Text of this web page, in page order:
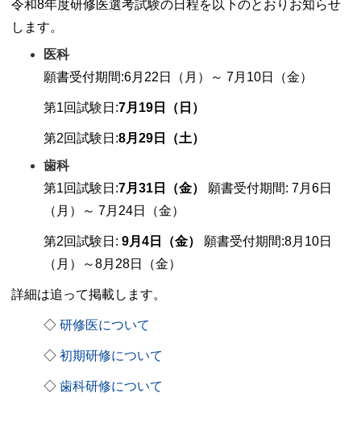
令和8年度研修医選考試験の日程を以下のとおりお知らせ
します。
医科
願書受付期間:6月22日（月）～ 7月10日（金）
第1回試験日:7月19日（日）
第2回試験日:8月29日（土）
歯科
第1回試験日:7月31日（金） 願書受付期間: 7月6日
（月）～ 7月24日（金）
第2回試験日:9月4日（金） 願書受付期間:8月10日
（月）～8月28日（金）
詳細は追って掲載します。
◇研修医について
◇初期研修について
◇歯科研修について